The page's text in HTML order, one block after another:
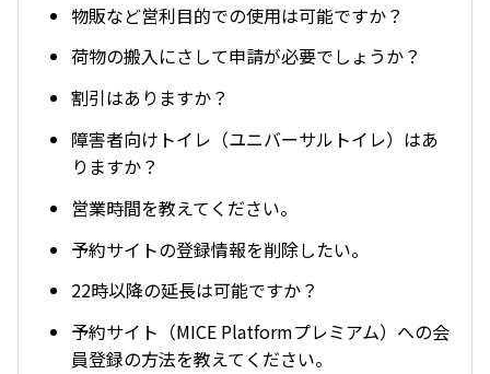
物販など営利目的での使用は可能ですか？
荷物の搬入にさして申請が必要でしょうか？
割引はありますか？
障害者向けトイレ（ユニバーサルトイレ）はあ
りますか？
営業時間を教えてください。
予約サイトの登録情報を削除したい。
22時以降の延長は可能ですか？
予約サイト（MICE Platformプレミアム）への会
員登録の方法を教えてください。